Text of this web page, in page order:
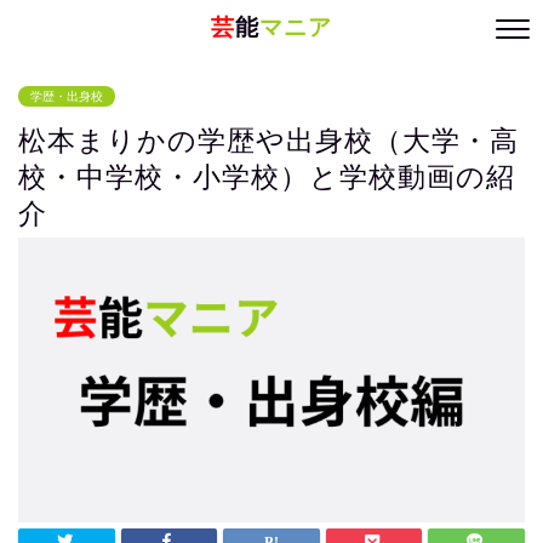
芸能マニア
学歴・出身校
松本まりかの学歴や出身校（大学・高
校・中学校・小学校）と学校動画の紹
介